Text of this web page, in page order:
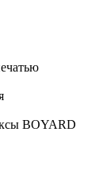
BOYARD